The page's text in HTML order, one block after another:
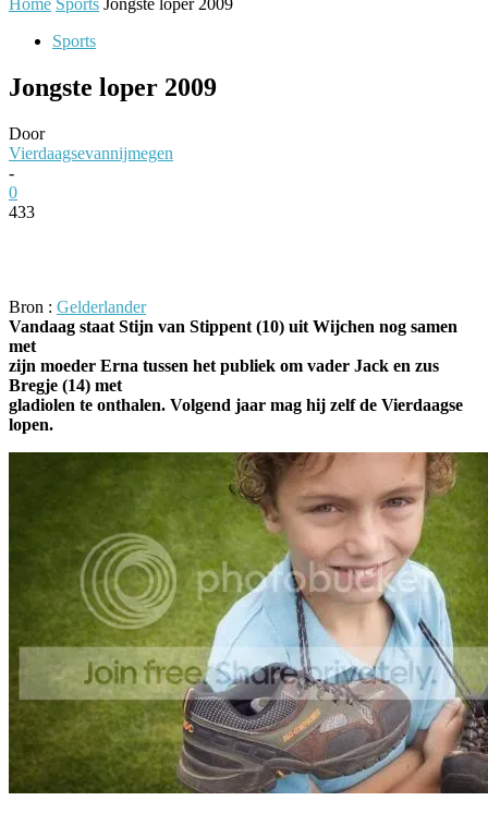
Home Sports Jongste loper 2009
Sports
Jongste loper 2009
Door
Vierdaagsevannijmegen
-
0
433
Bron : Gelderlander
Vandaag staat Stijn van Stippent (10) uit Wijchen nog samen
met
zijn moeder Erna tussen het publiek om vader Jack en zus
Bregje (14) met
gladiolen te onthalen. Volgend jaar mag hij zelf de Vierdaagse
lopen.